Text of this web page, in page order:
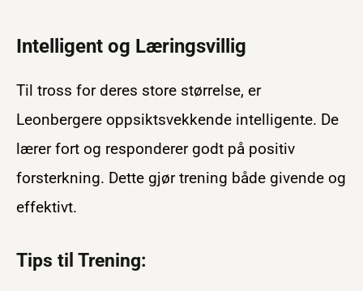
Intelligent og Læringsvillig
Til tross for deres store størrelse, er
Leonbergere oppsiktsvekkende intelligente. De
lærer fort og responderer godt på positiv
forsterkning. Dette gjør trening både givende og
effektivt.
Tips til Trening: